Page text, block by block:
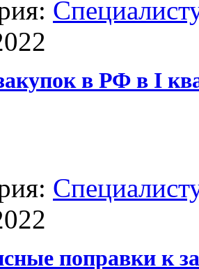
в РФ в I
поправки к